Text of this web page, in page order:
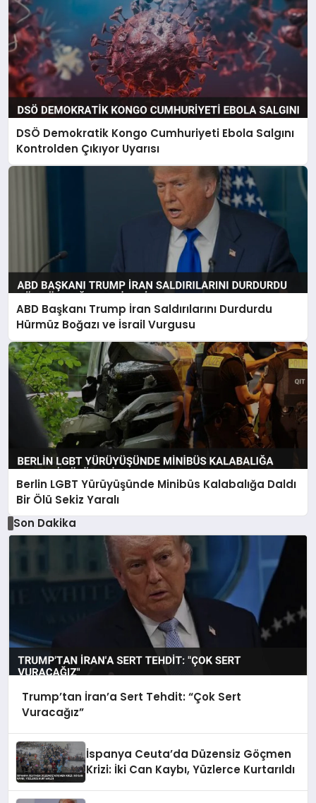
DSÖ Demokratik Kongo Cumhuriyeti Ebola Salgını
Kontrolden Çıkıyor Uyarısı
ABD Başkanı Trump İran Saldırılarını Durdurdu
Hürmüz Boğazı ve İsrail Vurgusu
Berlin LGBT Yürüyüşünde Minibüs Kalabalığa Daldı
Bir Ölü Sekiz Yaralı
Son Dakika
Trump’tan İran’a Sert Tehdit: “Çok Sert
Vuracağız”
İspanya Ceuta’da Düzensiz Göçmen
Krizi: İki Can Kaybı, Yüzlerce Kurtarıldı